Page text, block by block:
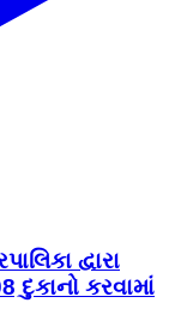
દ્વારા
કરવામાં